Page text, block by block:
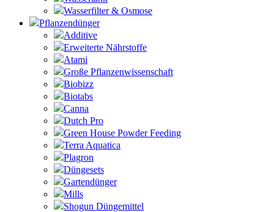
Wasserfilter & Osmose
Pflanzendünger
Additive
Erweiterte Nährstoffe
Atami
Große Pflanzenwissenschaft
Biobizz
Biotabs
Canna
Dutch Pro
Green House Powder Feeding
Terra Aquatica
Plagron
Düngesets
Gartendünger
Mills
Shogun Düngemittel